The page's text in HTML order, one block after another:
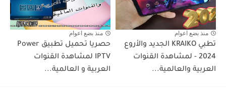
منذ بضع اعوام
تطبي KRAIKO الجديد والأروع
2024 - لمشاهدة القنوات
العربية والعالمية...
منذ بضع اعوام
حصريا تحميل تطبيق Power
IPTV لمشاهدة القنوات
العربية و العالمية...